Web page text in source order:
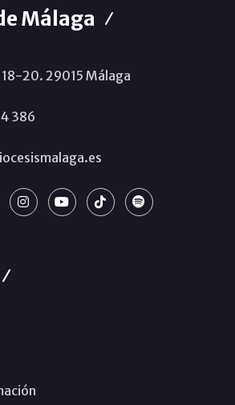
Málaga
20. 29015 Málaga
386